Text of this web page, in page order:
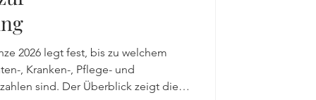
2026 legt fest, bis zu welchem
, Kranken-, Pflege- und
sind. Der Überblick zeigt die